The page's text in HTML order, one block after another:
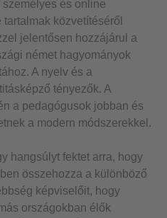
és online
közvetítéséről
jelentősen hozzájárul a
német hagyományok
A nyelv és a
tényezők. A
a pedagógusok jobban és
a modern módszerekkel.
hangsúlyt fektet arra, hogy
összehozza a különböző
képviselőit, hogy
országokban élők